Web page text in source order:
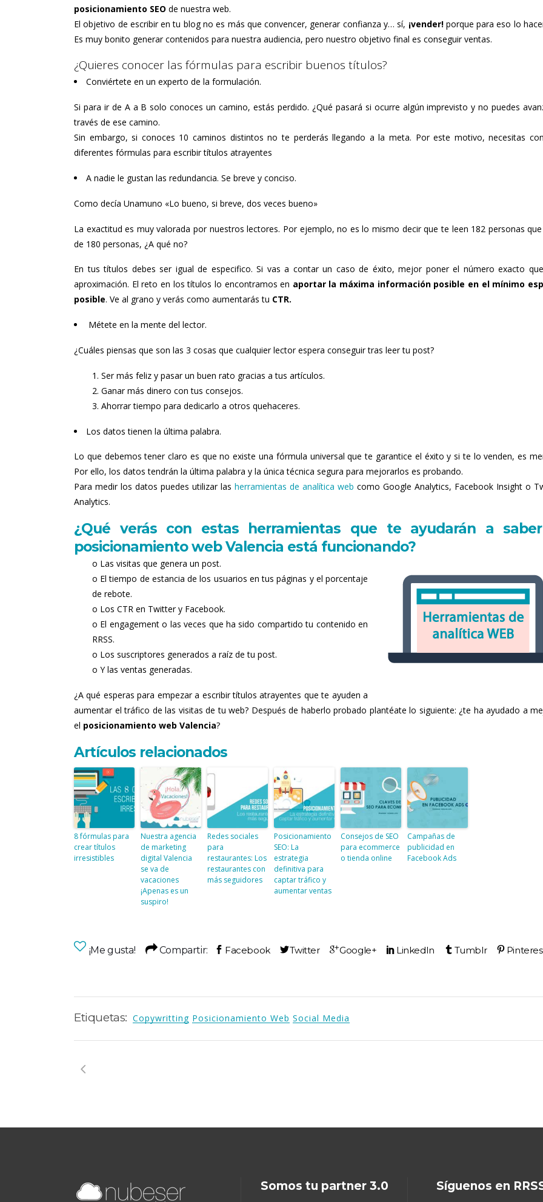
posicionamiento SEO de nuestra web.
El objetivo de escribir en tu blog no es más que convencer, generar confianza y… sí, ¡vender!porque para eso lo
Es muy bonito generar contenidos para nuestra audiencia, pero nuestro objetivo final es conseguir ventas.
¿Quieres conocer las fórmulas para escribir buenos títulos?
Conviértete en un experto de la formulación.
Si para ir de A a B solo conoces un camino, estás perdido. ¿Qué pasará si ocurre algún imprevisto y no puedes
través de ese camino.
Sin embargo, si conoces 10 caminos distintos no te perderás llegando a la meta. Por este motivo, necesitas
diferentes fórmulas para escribir títulos atrayentes
A nadie le gustan las redundancia. Se breve y conciso.
Como decía Unamuno «Lo bueno, si breve, dos veces bueno»
La exactitud es muy valorada por nuestros lectores. Por ejemplo, no es lo mismo decir que te leen 182 personas
de 180 personas, ¿A qué no?
En tus títulos debes ser igual de especifico. Si vas a contar un caso de éxito, mejor poner el número exacto
aproximación. El reto en los títulos lo encontramos en aportar la máxima información posible en el mínimo
posible. Ve al grano y verás como aumentarás tu CTR.
Métete en la mente del lector.
¿Cuáles piensas que son las 3 cosas que cualquier lector espera conseguir tras leer tu post?
1. Ser más feliz y pasar un buen rato gracias a tus artículos.
2. Ganar más dinero con tus consejos.
3. Ahorrar tiempo para dedicarlo a otros quehaceres.
Los datos tienen la última palabra.
Lo que debemos tener claro es que no existe una fórmula universal que te garantice el éxito y si te lo venden, es
Por ello, los datos tendrán la última palabra y la única técnica segura para mejorarlos es probando.
Para medir los datos puedes utilizar las herramientas de analítica web como Google Analytics, Facebook Insight o
Analytics.
¿Qué verás con estas herramientas que te ayudarán a
posicionamiento web Valencia está funcionando?
o Las visitas que genera un post.
o El tiempo de estancia de los usuarios en tus páginas y el porcentaje
de rebote.
o Los CTR en Twitter y Facebook.
o El engagement o las veces que ha sido compartido tu contenido en
RRSS.
o Los suscriptores generados a raíz de tu post.
o Y las ventas generadas.
¿A qué esperas para empezar a escribir títulos atrayentes que te ayuden a
aumentar el tráfico de las visitas de tu web? Después de haberlo probado plantéate lo siguiente: ¿te ha ayudado a
el posicionamiento web Valencia?
Artículos relacionados
8 fórmulas para
crear títulos
irresistibles
Nuestra agencia
de marketing
digital Valencia
se va de
vacaciones
¡Apenas es un
suspiro!
Redes sociales
para
restaurantes: Los
restaurantes con
más seguidores
Posicionamiento
SEO: La
estrategia
definitiva para
captar tráfico y
aumentar ventas
Consejos de SEO
para ecommerce
o tienda online
Campañas de
publicidad en
Facebook Ads
¡Me gusta! Compartir:
Etiquetas: Copywritting Posicionamiento Web Social Media
Somos tu partner 3.0 Síguenos en